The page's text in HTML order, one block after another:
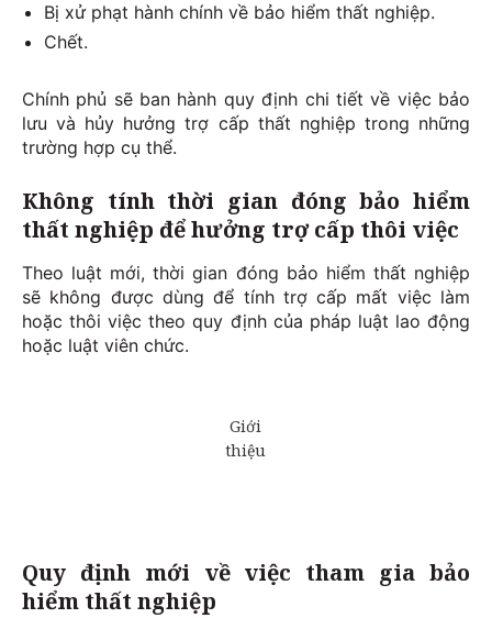
Bị xử phạt hành chính về bảo hiểm thất nghiệp.
Chết.
Chính phủ sẽ ban hành quy định chi tiết về việc bảo
lưu và hủy hưởng trợ cấp thất nghiệp trong những
trường hợp cụ thể.
Không tính thời gian đóng bảo hiểm
thất nghiệp để hưởng trợ cấp thôi việc
Theo luật mới, thời gian đóng bảo hiểm thất nghiệp
sẽ không được dùng để tính trợ cấp mất việc làm
hoặc thôi việc theo quy định của pháp luật lao động
hoặc luật viên chức.
Quy định mới về việc tham gia bảo
hiểm thất nghiệp